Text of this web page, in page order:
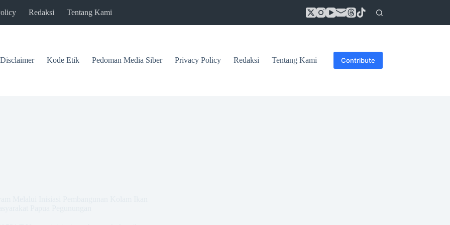
Redaksi Tentang Kami
Disclaimer Kode Etik Pedoman Media Siber Privacy Policy Redaksi Tentang Kami Contribute